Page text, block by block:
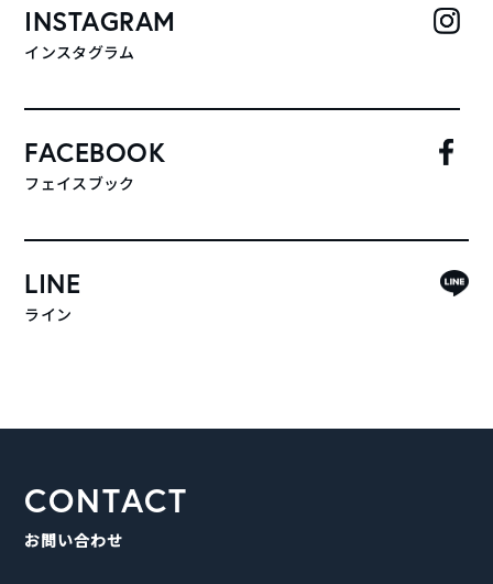
INSTAGRAM
インスタグラム
FACEBOOK
フェイスブック
LINE
ライン
CONTACT
お問い合わせ